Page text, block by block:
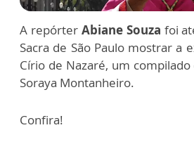
A repórter Abiane Souza foi
Sacra de São Paulo mostrar a
Círio de Nazaré, um
Soraya Montanheiro.
Confira!